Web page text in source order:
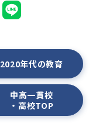
2020年代の教育
中高一貫校
・高校TOP